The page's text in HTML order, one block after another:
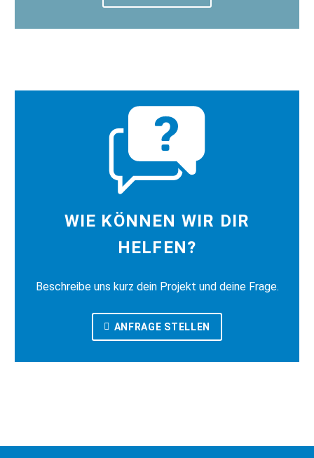
WIE KÖNNEN WIR DIR
HELFEN?
Beschreibe uns kurz dein Projekt und deine Frage.
ANFRAGE STELLEN